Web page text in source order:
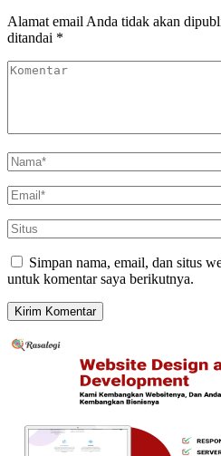
Alamat email Anda tidak akan
ditandai *
Simpan nama, email, dan situs
untuk komentar saya berikutnya.